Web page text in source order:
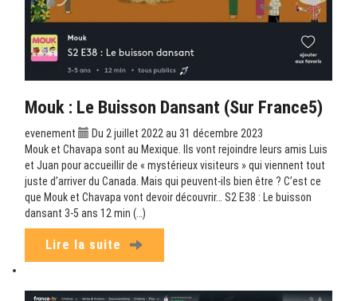
Mouk : Le Buisson Dansant (sur France5)
evenement
Du 2 juillet 2022 au 31 décembre 2023
Mouk et Chavapa sont au Mexique. Ils vont rejoindre leurs amis Luis
et Juan pour accueillir de « mystérieux visiteurs » qui viennent tout
juste d’arriver du Canada. Mais qui peuvent-ils bien être ? C’est ce
que Mouk et Chavapa vont devoir découvrir… S2 E38 : Le buisson
dansant 3-5 ans 12 min (…)
Lire la suite